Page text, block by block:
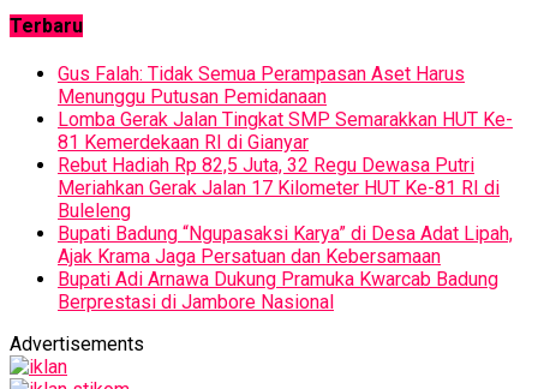
Terbaru
Gus Falah: Tidak Semua Perampasan Aset Harus
Menunggu Putusan Pemidanaan
Lomba Gerak Jalan Tingkat SMP Semarakkan HUT Ke-
81 Kemerdekaan RI di Gianyar
Rebut Hadiah Rp 82,5 Juta, 32 Regu Dewasa Putri
Meriahkan Gerak Jalan 17 Kilometer HUT Ke-81 RI di
Buleleng
Bupati Badung “Ngupasaksi Karya” di Desa Adat Lipah,
Ajak Krama Jaga Persatuan dan Kebersamaan
Bupati Adi Arnawa Dukung Pramuka Kwarcab Badung
Berprestasi di Jambore Nasional
Advertisements